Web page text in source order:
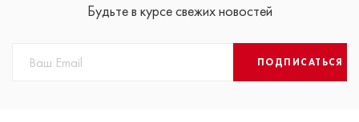
Будьте в курсе свежих новостей
ПОДПИСАТЬСЯ